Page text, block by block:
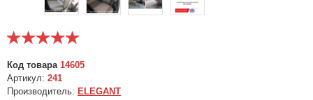
Код товара 14605
Артикул: 241
Производитель: ELEGANT